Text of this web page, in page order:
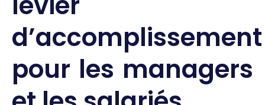
d’accomplissement
pour les managers